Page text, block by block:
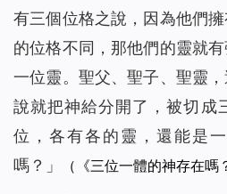
有三個位格之說，因為他們
的位格不同，那他們的靈就
一位靈。聖父、聖子、聖靈
說就把神給分開了，被切成
位，各有各的靈，還能是
嗎？ 」 （《三位一體的神存在嗎